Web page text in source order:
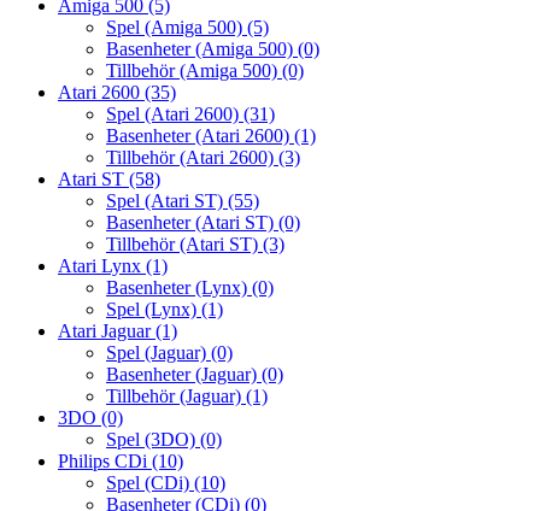
Amiga 500 (5)
Spel (Amiga 500) (5)
Basenheter (Amiga 500) (0)
Tillbehör (Amiga 500) (0)
Atari 2600 (35)
Spel (Atari 2600) (31)
Basenheter (Atari 2600) (1)
Tillbehör (Atari 2600) (3)
Atari ST (58)
Spel (Atari ST) (55)
Basenheter (Atari ST) (0)
Tillbehör (Atari ST) (3)
Atari Lynx (1)
Basenheter (Lynx) (0)
Spel (Lynx) (1)
Atari Jaguar(1)
Spel (Jaguar) (0)
Basenheter (Jaguar) (0)
Tillbehör (Jaguar) (1)
3DO (0)
Spel (3DO) (0)
Philips CDi (10)
Spel (CDi) (10)
Basenheter (CDi) (0)